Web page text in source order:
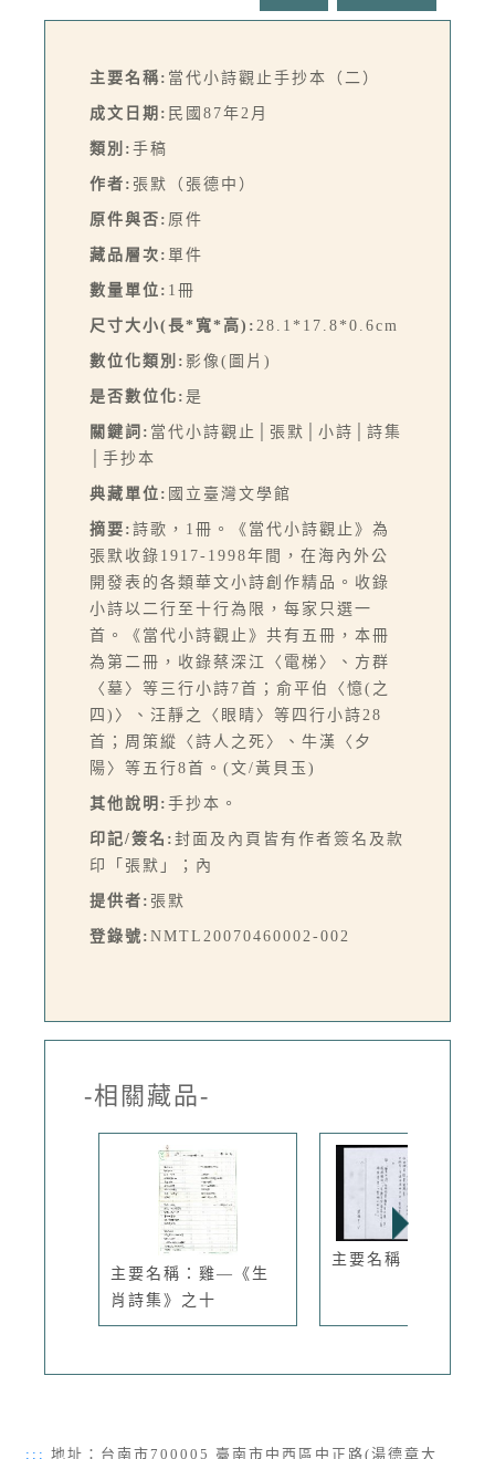
主要名稱: 當代小詩觀止手抄本（二）
成文日期: 民國87年2月
類別: 手稿
作者: 張默（張德中）
原件與否: 原件
藏品層次: 單件
數量單位: 1冊
尺寸大小(長*寬*高): 28.1*17.8*0.6cm
數位化類別: 影像(圖片)
是否數位化: 是
關鍵詞: 當代小詩觀止│張默│小詩│詩集
│手抄本
典藏單位: 國立臺灣文學館
摘要: 詩歌，1冊。《當代小詩觀止》為
張默收錄1917-1998年間，在海內外公
開發表的各類華文小詩創作精品。收錄
小詩以二行至十行為限，每家只選一
首。《當代小詩觀止》共有五冊，本冊
為第二冊，收錄蔡深江〈電梯〉、方群
〈墓〉等三行小詩7首；俞平伯〈憶(之
四)〉、汪靜之〈眼睛〉等四行小詩28
首；周策縱〈詩人之死〉、牛漢〈夕
陽〉等五行8首。(文/黃貝玉)
其他說明: 手抄本。
印記/簽名: 封面及內頁皆有作者簽名及款
印「張默」；內
提供者: 張默
登錄號: NMTL20070460002-002
-相關藏品-
主要名稱：雞—《生
肖詩集》之十
主要名稱：響沙灣
::: 地址：台南市700005 臺南市中西區中正路(湯德章大